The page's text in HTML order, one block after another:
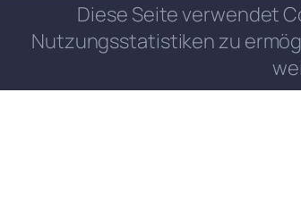
Diese Seite verwendet
Nutzungsstatistiken zu